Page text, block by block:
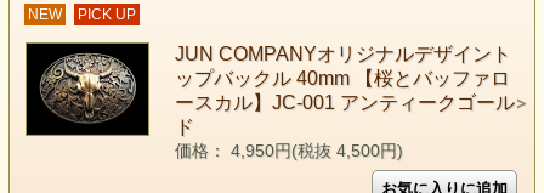
NEW PICK UP
JUN COMPANYオリジナルデザイント
ップバックル 40mm 【桜とバッファロ
ースカル】JC-001 アンティークゴール
ド
価格： 4,950円(税抜 4,500円)